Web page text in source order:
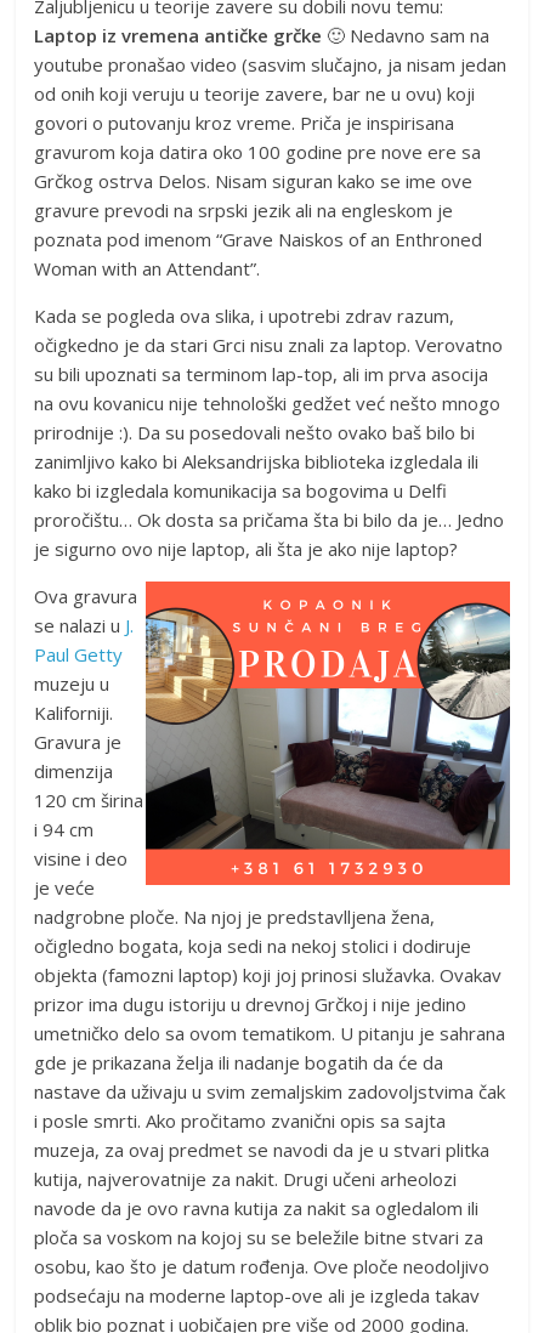
Zaljubljenicu u teorije zavere su dobili novu temu:
Laptop iz vremena antičke grčke 🙂 Nedavno sam na
youtube pronašao video (sasvim slučajno, ja nisam jedan
od onih koji veruju u teorije zavere, bar ne u ovu) koji
govori o putovanju kroz vreme. Priča je inspirisana
gravurom koja datira oko 100 godine pre nove ere sa
Grčkog ostrva Delos. Nisam siguran kako se ime ove
gravure prevodi na srpski jezik ali na engleskom je
poznata pod imenom “Grave Naiskos of an Enthroned
Woman with an Attendant”.
Kada se pogleda ova slika, i upotrebi zdrav razum,
očigkedno je da stari Grci nisu znali za laptop. Verovatno
su bili upoznati sa terminom lap-top, ali im prva asocija
na ovu kovanicu nije tehnološki gedžet već nešto mnogo
prirodnije :). Da su posedovali nešto ovako baš bilo bi
zanimljivo kako bi Aleksandrijska biblioteka izgledala ili
kako bi izgledala komunikacija sa bogovima u Delfi
proročištu… Ok dosta sa pričama šta bi bilo da je… Jedno
je sigurno ovo nije laptop, ali šta je ako nije laptop?
Ova gravura
se nalazi u J.
Paul Getty
muzeju u
Kaliforniji.
Gravura je
dimenzija
120 cm širina
i 94 cm
visine i deo
je veće
nadgrobne ploče. Na njoj je predstavlljena žena,
očigledno bogata, koja sedi na nekoj stolici i dodiruje
objekta (famozni laptop) koji joj prinosi služavka. Ovakav
prizor ima dugu istoriju u drevnoj Grčkoj i nije jedino
umetničko delo sa ovom tematikom. U pitanju je sahrana
gde je prikazana želja ili nadanje bogatih da će da
nastave da uživaju u svim zemaljskim zadovoljstvima čak
i posle smrti. Ako pročitamo zvanični opis sa sajta
muzeja, za ovaj predmet se navodi da je u stvari plitka
kutija, najverovatnije za nakit. Drugi učeni arheolozi
navode da je ovo ravna kutija za nakit sa ogledalom ili
ploča sa voskom na kojoj su se beležile bitne stvari za
osobu, kao što je datum rođenja. Ove ploče neodoljivo
podsećaju na moderne laptop-ove ali je izgleda takav
oblik bio poznat i uobičajen pre više od 2000 godina.